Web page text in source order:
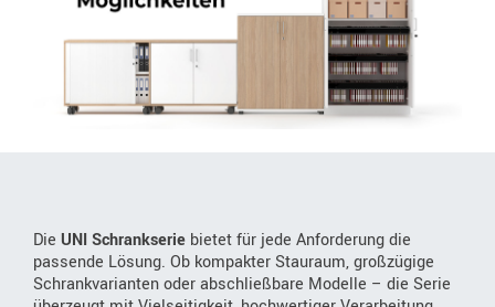
Die UNI Schrankserie bietet für jede Anforderung die
passende Lösung. Ob kompakter Stauraum, großzügige
Schrankvarianten oder abschließbare Modelle – die Serie